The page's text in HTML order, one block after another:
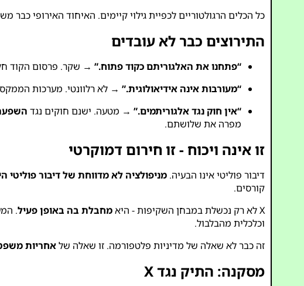
כל הכלים הרגולטוריים לכפיית גילוי קיימים. האיחוד האירופי
התירוצים כבר לא עובדים
“פתחנו את האלגוריתם כקוד פתוח.” → שקר. פרסום הקוד
“מעורבות אינה אידיאולוגית.” → לא רלוונטי. מערכות
“אין חוק נגד אלגוריתמים.” → מטעה. ישנם חוקים נגד
מפרה את שלושתם.
זו אינה ויכוח - זו חירום דמוקרטי
דיבור פוליטי אינו הבעיה.מניפולציה לא מדווחת של דיבור פוליטי
קורסים.
X לא רק נכשלת במבחן השקיפות - היא
מחבלת בה באופן פעיל.
וכלכלית מהבלבול.
זה כבר לא שאלה של מדיניות פלטפורמה. זו שאלה שלאחריות
מסקנה: התיק נגד X